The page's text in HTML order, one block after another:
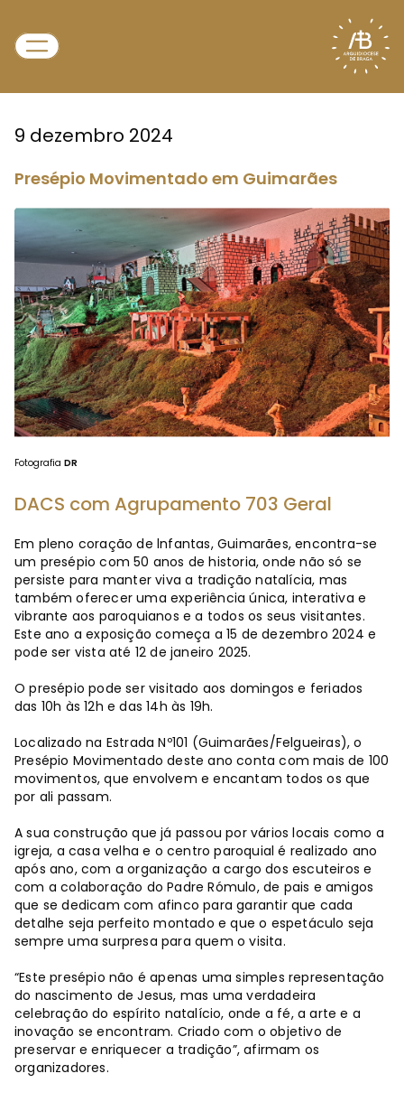
9 dezembro 2024
Presépio Movimentado em Guimarães
Fotografia DR
DACS com Agrupamento 703 Geral
Em pleno coração de lnfantas, Guimarães, encontra-se
um presépio com 50 anos de historia, onde não só se
persiste para manter viva a tradição natalícia, mas
também oferecer uma experiência única, interativa e
vibrante aos paroquianos e a todos os seus visitantes.
Este ano a exposição começa a 15 de dezembro 2024 e
pode ser vista até 12 de janeiro 2025.
O presépio pode ser visitado aos domingos e feriados
das 10h às 12h e das 14h às 19h.
Localizado na Estrada Nº101 (Guimarães/Felgueiras), o
Presépio Movimentado deste ano conta com mais de 100
movimentos, que envolvem e encantam todos os que
por ali passam.
A sua construção que já passou por vários locais como a
igreja, a casa velha e o centro paroquial é realizado ano
após ano, com a organização a cargo dos escuteiros e
com a colaboração do Padre Rómulo, de pais e amigos
que se dedicam com afinco para garantir que cada
detalhe seja perfeito montado e que o espetáculo seja
sempre uma surpresa para quem o visita.
“Este presépio não é apenas uma simples representação
do nascimento de Jesus, mas uma verdadeira
celebração do espírito natalício, onde a fé, a arte e a
inovação se encontram. Criado com o objetivo de
preservar e enriquecer a tradição”, afirmam os
organizadores.